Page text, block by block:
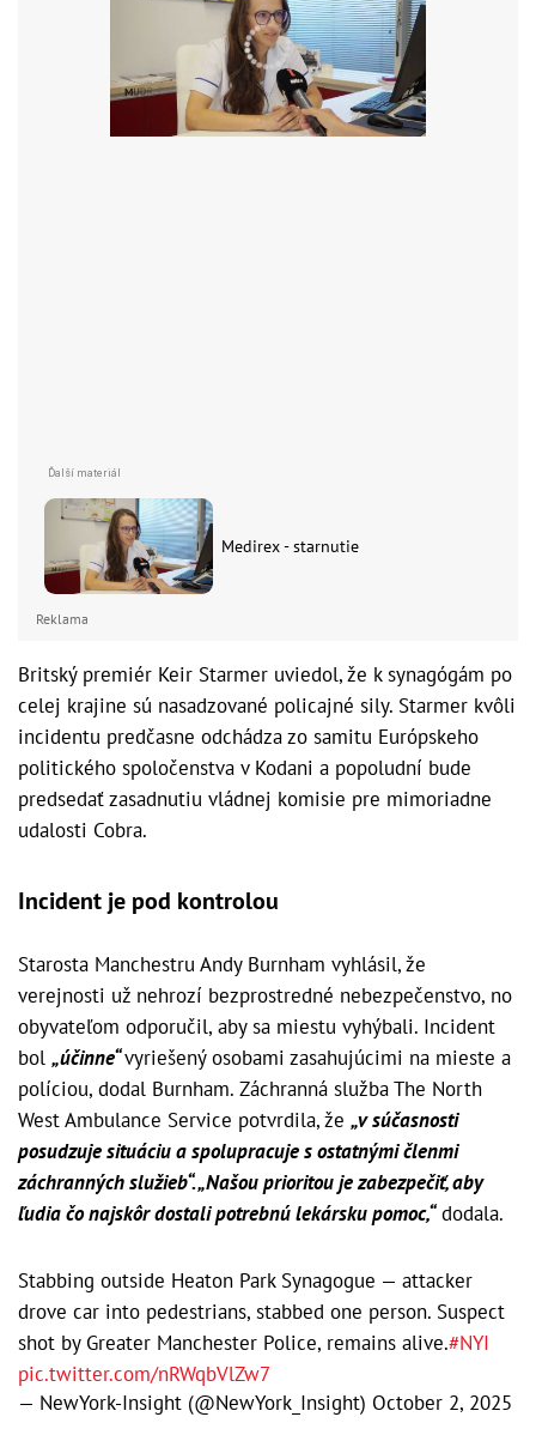
Medirex - starnutie
Reklama
Britský premiér Keir Starmer uviedol, že k synagógám po
celej krajine sú nasadzované policajné sily. Starmer kvôli
incidentu predčasne odchádza zo samitu Európskeho
politického spoločenstva v Kodani a popoludní bude
predsedať zasadnutiu vládnej komisie pre mimoriadne
udalosti Cobra.
Incident je pod kontrolou
Starosta Manchestru Andy Burnham vyhlásil, že
verejnosti už nehrozí bezprostredné nebezpečenstvo, no
obyvateľom odporučil, aby sa miestu vyhýbali. Incident
bol „účinne“vyriešený osobami zasahujúcimi na mieste a
políciou, dodal Burnham. Záchranná služba The North
West Ambulance Service potvrdila, že „v súčasnosti
posudzuje situáciu a spolupracuje s ostatnými členmi
záchranných služieb“. „Našou prioritou je zabezpečiť, aby
ľudia čo najskôr dostali potrebnú lekársku pomoc,“dodala.
Stabbing outside Heaton Park Synagogue — attacker
drove car into pedestrians, stabbed one person. Suspect
shot by Greater Manchester Police, remains alive.#NYI
pic.twitter.com/nRWqbVlZw7
— NewYork-Insight (@NewYork_Insight) October 2, 2025